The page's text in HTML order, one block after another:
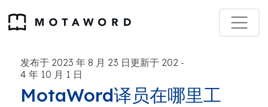
发布于 2023 年 8 月 23 日更新于 202 -
4 年 10 月 1 日
MotaWord译员在哪里工